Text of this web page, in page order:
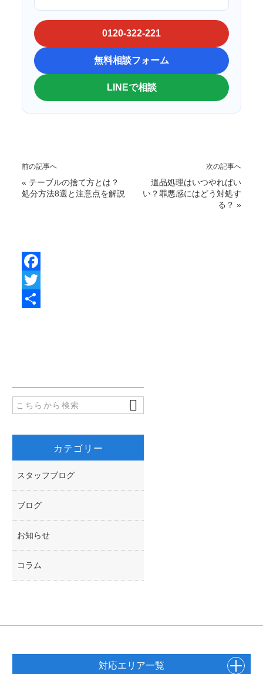
0120-322-221
無料相談フォーム
LINEで相談
前の記事へ
« テーブルの捨て方とは？
処分方法8選と注意点を解説
次の記事へ
遺品処理はいつやればい
い？罪悪感にはどう対処す
る？ »
F
カテゴリー
スタッフブログ
ブログ
お知らせ
コラム
対応エリア一覧